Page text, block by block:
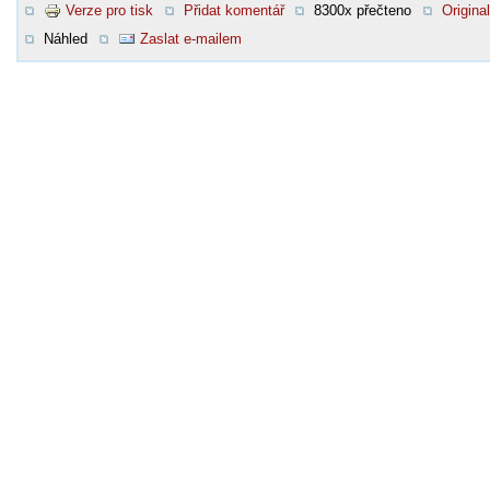
Verze pro tisk Přidat komentář 8300x přečteno
Original
Náhled
Zaslat e-mailem